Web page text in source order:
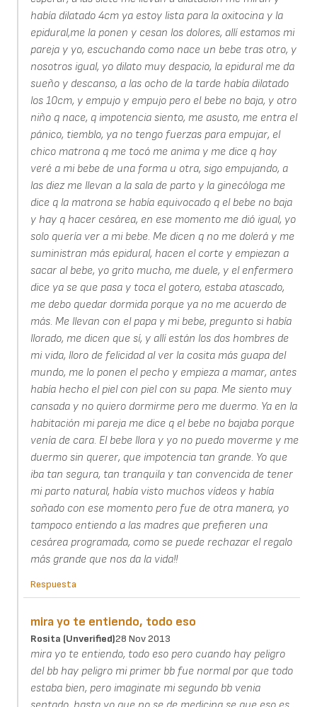
había dilatado 4cm ya estoy lista para la oxitocina y la
epidural,me la ponen y cesan los dolores, allí estamos mi
pareja y yo, escuchando como nace un bebe tras otro, y
nosotros igual, yo dilato muy despacio, la epidural me da
sueño y descanso, a las ocho de la tarde había dilatado
los 10cm, y empujo y empujo pero el bebe no baja, y otro
niño q nace, q impotencia siento, me asusto, me entra el
pánico, tiemblo, ya no tengo fuerzas para empujar, el
chico matrona q me tocó me anima y me dice q hoy
veré a mi bebe de una forma u otra, sigo empujando, a
las diez me llevan a la sala de parto y la ginecóloga me
dice q la matrona se había equivocado q el bebe no baja
y hay q hacer cesárea, en ese momento me dió igual, yo
solo quería ver a mi bebe. Me dicen q no me dolerá y me
suministran más epidural, hacen el corte y empiezan a
sacar al bebe, yo grito mucho, me duele, y el enfermero
dice ya se que pasa y toca el gotero, estaba atascado,
me debo quedar dormida porque ya no me acuerdo de
más. Me llevan con el papa y mi bebe, pregunto si había
llorado, me dicen que sí, y allí están los dos hombres de
mi vida, lloro de felicidad al ver la cosita más guapa del
mundo, me lo ponen el pecho y empieza a mamar, antes
había hecho el piel con piel con su papa. Me siento muy
cansada y no quiero dormirme pero me duermo. Ya en la
habitación mi pareja me dice q el bebe no bajaba porque
venía de cara. El bebe llora y yo no puedo moverme y me
duermo sin querer, que impotencia tan grande. Yo que
iba tan segura, tan tranquila y tan convencida de tener
mi parto natural, había visto muchos vídeos y había
soñado con ese momento pero fue de otra manera, yo
tampoco entiendo a las madres que prefieren una
cesárea programada, como se puede rechazar el regalo
más grande que nos da la vida!!
Respuesta
mira yo te entiendo, todo eso
Rosita (unverified)28 Nov 2013
mira yo te entiendo, todo eso pero cuando hay peligro
del bb hay peligro mi primer bb fue normal por que todo
estaba bien, pero imaginate mi segundo bb venia